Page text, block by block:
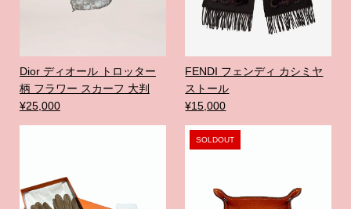
Dior ディオール トロッター
柄 フラワー スカーフ 大判
¥25,000
FENDI フェンディ カシミヤ
ストール
¥15,000
SOLDOUT